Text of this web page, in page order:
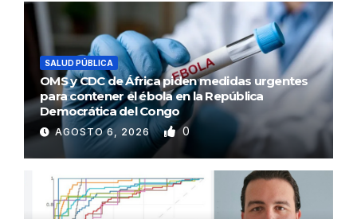
SALUD PÚBLICA
OMS y CDC de África piden medidas urgentes
para contener el ébola en la República
Democrática del Congo
AGOSTO 6, 2026 0